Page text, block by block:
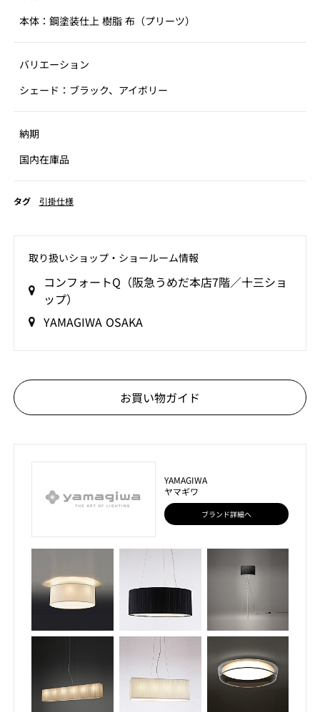
本体：鋼塗装仕上 樹脂 布（プリーツ）
バリエーション
シェード：ブラック、アイボリー
納期
国内在庫品
タグ 引掛仕様
取り扱いショップ‧ショールーム情報
コンフォートQ（阪急うめだ本店7階／十三ショ
ップ）
YAMAGIWA OSAKA
お買い物ガイド
YAMAGIWA
ヤマギワ
ブランド詳細へ